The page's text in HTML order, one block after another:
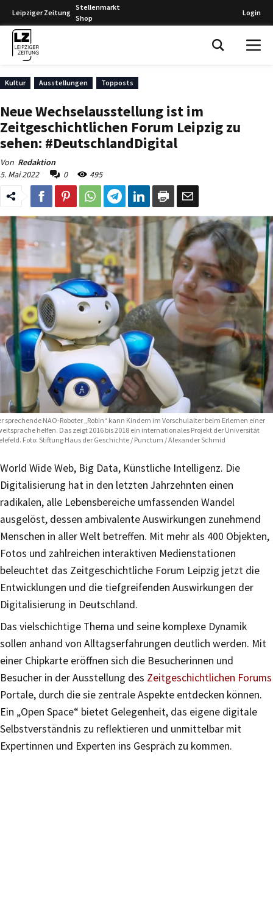
Leipziger Zeitung
Stellenmarkt
Shop
Login
Kultur Ausstellungen Topposts
Neue Wechselausstellung ist im
Zeitgeschichtlichen Forum Leipzig zu
sehen: #DeutschlandDigital
Von Redaktion
5. Mai 2022
0 495
sprechende NAO-Roboter „Robin“ kann Kindern im Vorschulalter beim Erlernen einer
helfen. Das zeigt 2016 bis 2018 ein internationales Projekt der Universität
Foto: Stiftung Haus der Geschichte / Punctum / Alexander Schmid
World Wide Web, Big Data, Künstliche Intelligenz. Die
Digitalisierung hat in den letzten Jahrzehnten einen
radikalen, alle Lebensbereiche umfassenden Wandel
ausgelöst, dessen ambivalente Auswirkungen zunehmend
Menschen in aller Welt betreffen. Mit mehr als 400 Objekten,
Fotos und zahlreichen interaktiven Medienstationen
beleuchtet das Zeitgeschichtliche Forum Leipzig jetzt die
Entwicklungen und die tiefgreifenden Auswirkungen der
Digitalisierung in Deutschland.
Das vielschichtige Thema und seine komplexe Dynamik
sollen anhand von Alltagserfahrungen deutlich werden. Mit
einer Chipkarte eröffnen sich die Besucherinnen und
Besucher in der Ausstellung des Zeitgeschichtlichen Forums
Portale, durch die sie zentrale Aspekte entdecken können.
Ein „Open Space“ bietet Gelegenheit, das eigene digitale
Selbstverständnis zu reflektieren und unmittelbar mit
Expertinnen und Experten ins Gespräch zu kommen.